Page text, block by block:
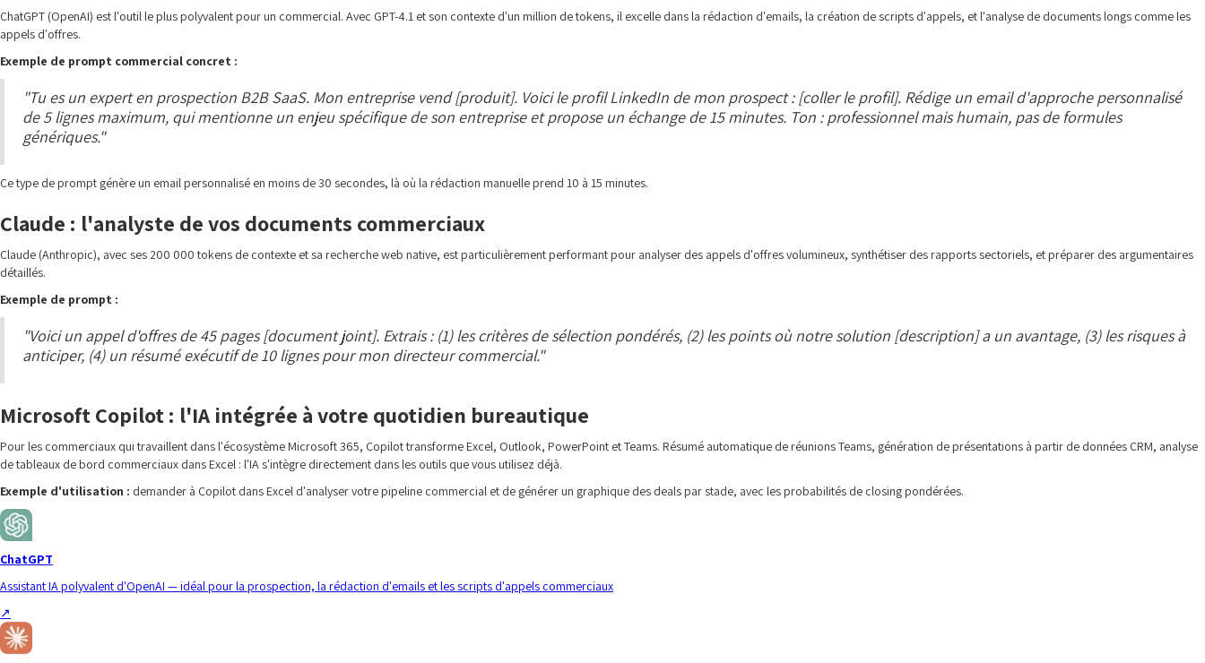
ChatGPT (OpenAI) est l'outil le plus polyvalent pour un commercial. Avec GPT-4.1 et son contexte d'un million de tokens, il excelle dans la rédaction d'emails, la création de scripts d'appels, et l'analyse de documents longs comme les
appels d'offres.
Exemple de prompt commercial concret :
"Tu es un expert en prospection B2B SaaS. Mon entreprise vend [produit]. Voici le profil LinkedIn de mon prospect : [coller le profil]. Rédige un email d'approche personnalisé
de 5 lignes maximum, qui mentionne un enjeu spécifique de son entreprise et propose un échange de 15 minutes. Ton : professionnel mais humain, pas de formules
génériques."
Ce type de prompt génère un email personnalisé en moins de 30 secondes, là où la rédaction manuelle prend 10 à 15 minutes.
Claude : l'analyste de vos documents commerciaux
Claude (Anthropic), avec ses 200 000 tokens de contexte et sa recherche web native, est particulièrement performant pour analyser des appels d'offres volumineux, synthétiser des rapports sectoriels, et préparer des argumentaires
détaillés.
Exemple de prompt :
"Voici un appel d'offres de 45 pages [document joint]. Extrais : (1) les critères de sélection pondérés, (2) les points où notre solution [description] a un avantage, (3) les risques à
anticiper, (4) un résumé exécutif de 10 lignes pour mon directeur commercial."
Microsoft Copilot : l'IA intégrée à votre quotidien bureautique
Pour les commerciaux qui travaillent dans l'écosystème Microsoft 365, Copilot transforme Excel, Outlook, PowerPoint et Teams. Résumé automatique de réunions Teams, génération de présentations à partir de données CRM, analyse
de tableaux de bord commerciaux dans Excel : l'IA s'intègre directement dans les outils que vous utilisez déjà.
Exemple d'utilisation : demander à Copilot dans Excel d'analyser votre pipeline commercial et de générer un graphique des deals par stade, avec les probabilités de closing pondérées.
ChatGPT
Assistant IA polyvalent d'OpenAI — idéal pour la prospection, la rédaction d'emails et les scripts d'appels commerciaux
↗